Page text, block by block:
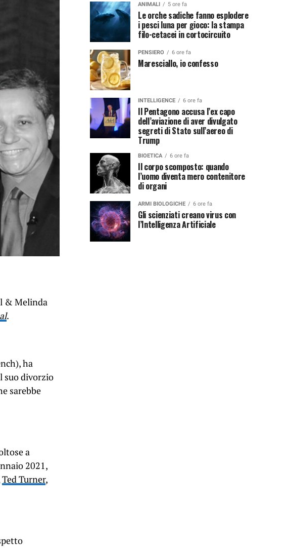
& Melinda
.
ha
suo divorzio
sarebbe
a
2021,
Ted Turner,
ANIMALI 5 ore fa
Le orche sadiche fanno esplodere
i pesci luna per gioco: la stampa
filo-cetacei in cortocircuito
PENSIERO 6 ore fa
Maresciallo, io confesso
INTELLIGENCE 6 ore fa
Il Pentagono accusa l’ex capo
dell’aviazione di aver divulgato
segreti di Stato sull’aereo di
Trump
BIOETICA 6 ore fa
Il corpo scomposto: quando
l’uomo diventa mero contenitore
di organi
ARMI BIOLOGICHE 6 ore fa
Gli scienziati creano virus con
l’Intelligenza Artificiale